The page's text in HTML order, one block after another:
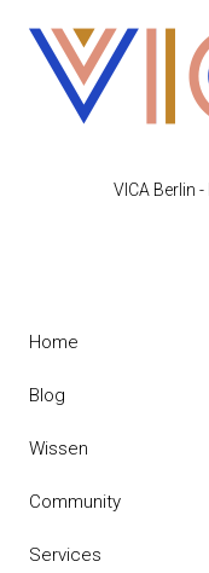
VICA Berlin
Home
Blog
Wissen
Community
Services